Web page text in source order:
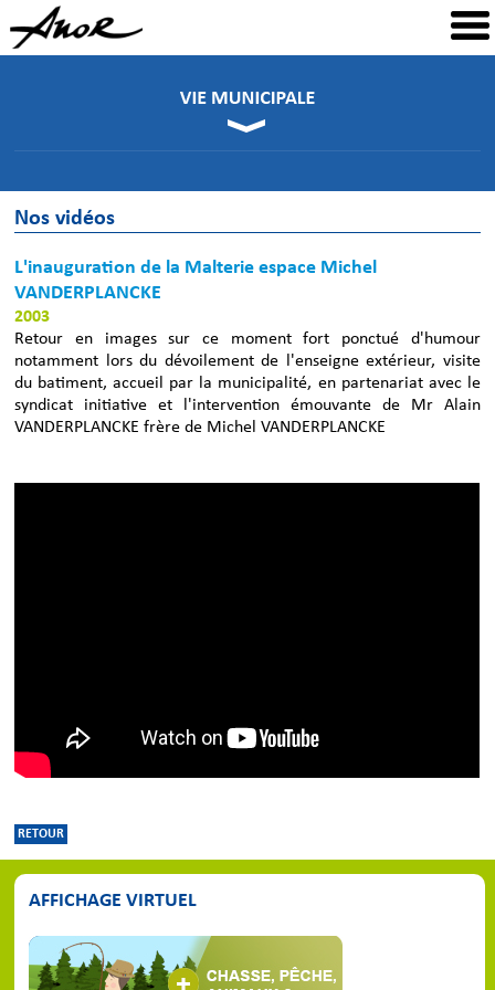
Nos vidéos
L'inauguration de la Malterie espace Michel
VANDERPLANCKE
2003
Retour en images sur ce moment fort ponctué d'humour
notamment lors du dévoilement de l'enseigne extérieur, visite
du batiment, accueil par la municipalité, en partenariat avec le
syndicat initiative et l'intervention émouvante de Mr Alain
VANDERPLANCKE frère de Michel VANDERPLANCKE
RETOUR
AFFICHAGE VIRTUEL